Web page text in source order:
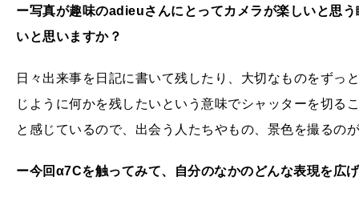
ー写真が趣味のadieuさんにとってカメラが楽しいと思
いと思いますか？
日々出来事を日記に書いて残したり、大切なものをずっ
じように何かを残したいという意味でシャッターを切る
と感じているので、出会う人たちやもの、景色を撮るの
ー今回α7Cを触ってみて、自分のなかのどんな表現を広